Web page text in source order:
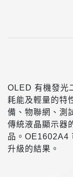
OLED 有機發光
耗能及輕量的特
備、物聯網、測
傳統液晶顯示器
品。OE1602A4
升級的結果。